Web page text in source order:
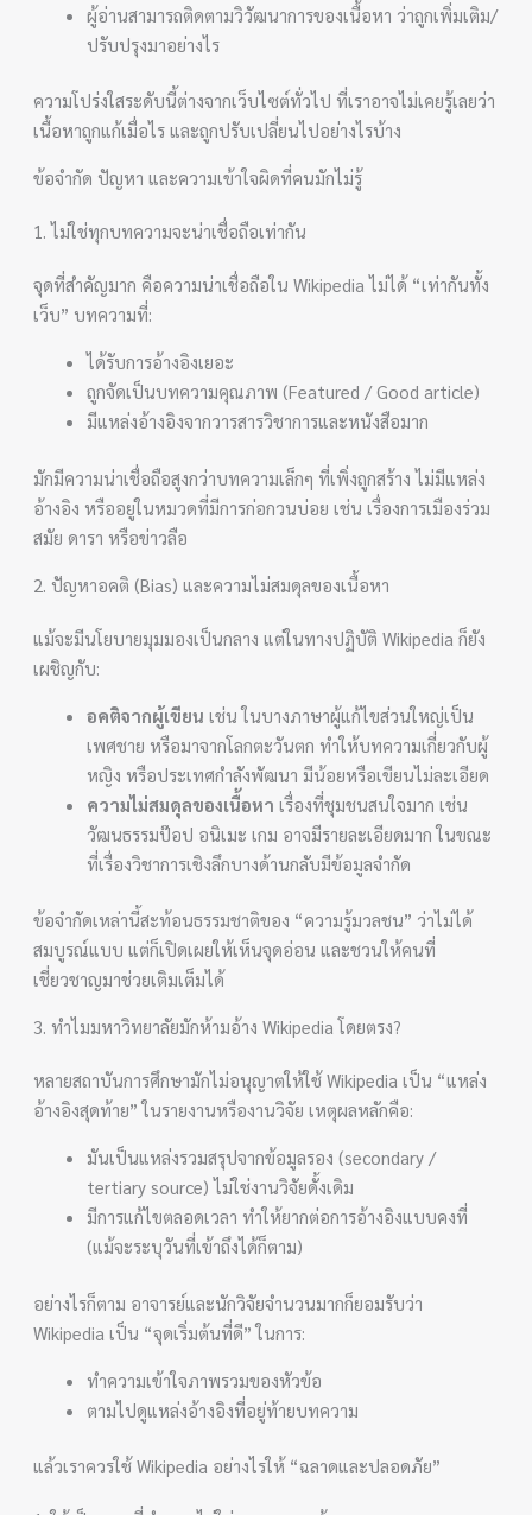
ผู้อ่านสามารถติดตามวิวัฒนาการของเนื้อหา ว่าถูกเพิ่มเติม/
ปรับปรุงมาอย่างไร
ความโปร่งใสระดับนี้ต่างจากเว็บไซต์ทั่วไป ที่เราอาจไม่เคยรู้เลยว่า
เนื้อหาถูกแก้เมื่อไร และถูกปรับเปลี่ยนไปอย่างไรบ้าง
ข้อจำกัด ปัญหา และความเข้าใจผิดที่คนมักไม่รู้
1. ไม่ใช่ทุกบทความจะน่าเชื่อถือเท่ากัน
จุดที่สำคัญมาก คือความน่าเชื่อถือใน Wikipedia ไม่ได้ “เท่ากันทั้ง
เว็บ” บทความที่:
ได้รับการอ้างอิงเยอะ
ถูกจัดเป็นบทความคุณภาพ (Featured / Good article)
มีแหล่งอ้างอิงจากวารสารวิชาการและหนังสือมาก
มักมีความน่าเชื่อถือสูงกว่าบทความเล็กๆ ที่เพิ่งถูกสร้าง ไม่มีแหล่ง
อ้างอิง หรืออยู่ในหมวดที่มีการก่อกวนบ่อย เช่น เรื่องการเมืองร่วม
สมัย ดารา หรือข่าวลือ
2. ปัญหาอคติ (Bias) และความไม่สมดุลของเนื้อหา
แม้จะมีนโยบายมุมมองเป็นกลาง แต่ในทางปฏิบัติ Wikipedia ก็ยัง
เผชิญกับ:
อคติจากผู้เขียน เช่น ในบางภาษาผู้แก้ไขส่วนใหญ่เป็น
เพศชาย หรือมาจากโลกตะวันตก ทำให้บทความเกี่ยวกับผู้
หญิง หรือประเทศกำลังพัฒนา มีน้อยหรือเขียนไม่ละเอียด
ความไม่สมดุลของเนื้อหา เรื่องที่ชุมชนสนใจมาก เช่น
วัฒนธรรมป๊อป อนิเมะ เกม อาจมีรายละเอียดมาก ในขณะ
ที่เรื่องวิชาการเชิงลึกบางด้านกลับมีข้อมูลจำกัด
ข้อจำกัดเหล่านี้สะท้อนธรรมชาติของ “ความรู้มวลชน” ว่าไม่ได้
สมบูรณ์แบบ แต่ก็เปิดเผยให้เห็นจุดอ่อน และชวนให้คนที่
เชี่ยวชาญมาช่วยเติมเต็มได้
3. ทำไมมหาวิทยาลัยมักห้ามอ้าง Wikipedia โดยตรง?
หลายสถาบันการศึกษามักไม่อนุญาตให้ใช้ Wikipedia เป็น “แหล่ง
อ้างอิงสุดท้าย” ในรายงานหรืองานวิจัย เหตุผลหลักคือ:
มันเป็นแหล่งรวมสรุปจากข้อมูลรอง (secondary /
tertiary source) ไม่ใช่งานวิจัยดั้งเดิม
มีการแก้ไขตลอดเวลา ทำให้ยากต่อการอ้างอิงแบบคงที่
(แม้จะระบุวันที่เข้าถึงได้ก็ตาม)
อย่างไรก็ตาม อาจารย์และนักวิจัยจำนวนมากก็ยอมรับว่า
Wikipedia เป็น “จุดเริ่มต้นที่ดี” ในการ:
ทำความเข้าใจภาพรวมของหัวข้อ
ตามไปดูแหล่งอ้างอิงที่อยู่ท้ายบทความ
แล้วเราควรใช้ Wikipedia อย่างไรให้ “ฉลาดและปลอดภัย”